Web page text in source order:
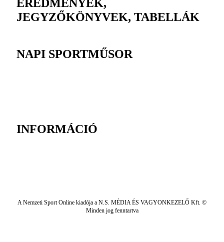
EREDMÉNYEK,
JEGYZŐKÖNYVEK, TABELLÁK
NAPI SPORTMŰSOR
INFORMÁCIÓ
A Nemzeti Sport Online kiadója a N.S. MÉDIA ÉS VAGYONKEZELŐ Kft. ©
Minden jog fenntartva